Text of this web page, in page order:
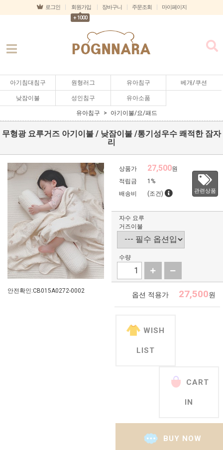
로그인
회원가입
+ 1000
장바구니 주문조회 마이페이지
아기침대침구 원형러그 유아침구 베개/쿠션
낮잠이불 성인침구 유아소품
유아침구 아기이불/요/패드
무형광 요루거즈 아기이불 / 낮잠이불 /통기성우수 쾌적한 잠자
리
안전확인:CB015A0272-0002
상품가 27,500원
적립금
1%
배송비
(조건) 관련상품
자수 요루
거즈이불
수량
옵션 적용가 27,500원
WISH
LIST
CART
IN
BUY NOW